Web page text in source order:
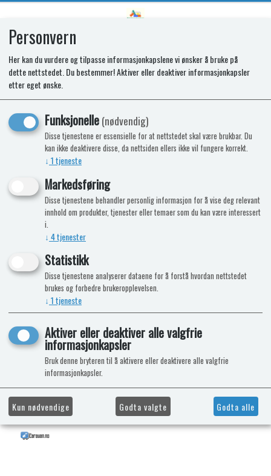
SPARES KIT - PAN SUPPORT
LINEAR 4B EN
Personvern
Her kan du vurdere og tilpasse informasjonkapslene vi ønsker å bruke på
dette nettstedet. Du bestemmer! Aktiver eller deaktiver informasjonkapsler
etter eget ønske.
Funksjonelle(nødvendig)
Disse tjenestene er essensielle for at nettstedet skal være brukbar. Du
kan ikke deaktivere disse, da nettsiden ellers ikke vil fungere korrekt.
↓ 1tjeneste
Markedsføring
Disse tjenestene behandler personlig informasjon for å vise deg relevant
innhold om produkter, tjenester eller temaer som du kan være interessert
i.
↓ 4tjenester
Statistikk
Disse tjenestene analyserer dataene for å forstå hvordan nettstedet
brukes og forbedre brukeropplevelsen.
↓ 1tjeneste
Aktiver eller deaktiver alle valgfrie
informasjonkapsler
Bruk denne bryteren til å aktivere eller deaktivere alle valgfrie
informasjonkapsler.
Kun nødvendige Godta valgte Godta alle